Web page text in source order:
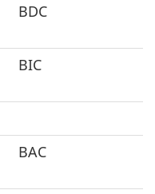
BDC
BIC
BAC